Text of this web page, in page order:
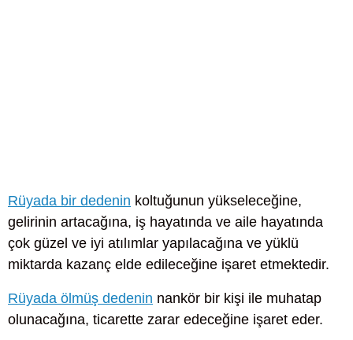
Rüyada bir dedenin koltuğunun yükseleceğine,
gelirinin artacağına, iş hayatında ve aile hayatında
çok güzel ve iyi atılımlar yapılacağına ve yüklü
miktarda kazanç elde edileceğine işaret etmektedir.
Rüyada ölmüş dedenin nankör bir kişi ile muhatap
olunacağına, ticarette zarar edeceğine işaret eder.